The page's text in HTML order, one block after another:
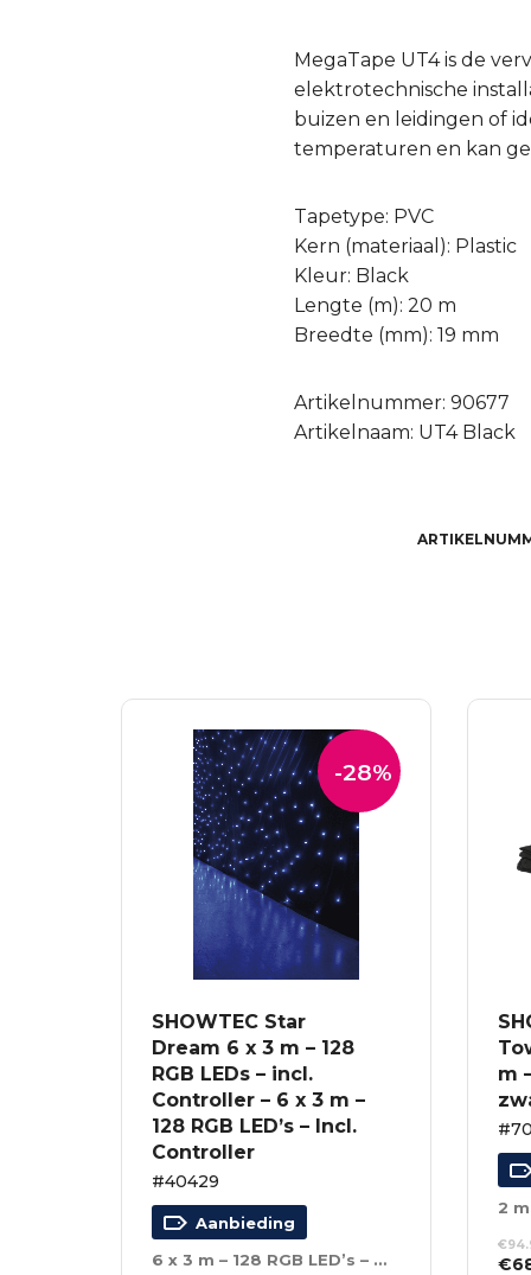
MegaTape UT4 is de
elektrotechnische
buizen en leidingen of
temperaturen en kan
Tapetype: PVC
Kern (materiaal): Plastic
Kleur: Black
Lengte (m): 20 m
Breedte (mm): 19 mm
Artikelnummer: 90677
Artikelnaam: UT4 Black
-28%
SHOWTEC Star
Dream 6 x 3 m – 128
RGB LEDs – incl.
Controller – 6 x 3 m –
128 RGB LED’s – Incl.
Controller
#40429
Aanbieding
6 x 3 m – 128 RGB LED’s – Incl. Controller
m
2
€
€